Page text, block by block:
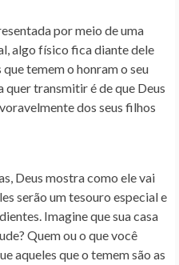
por meio de uma
algo físico fica diante dele
temem o honram o seu
quer transmitir é de que Deus
dos seus filhos
Deus mostra como ele vai
serão um tesouro especial e
Imagine que sua casa
Quem ou o que você
aqueles que o temem são as